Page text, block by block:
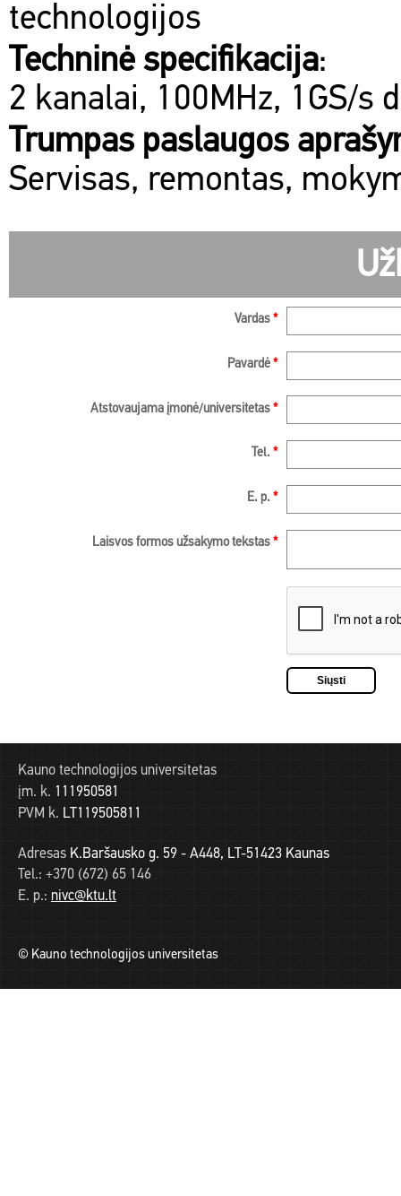
technologijos
Techninė specifikacija:
2 kanalai, 100MHz, 1GS/s
Trumpas paslaugos
Servisas, remontas,
Vardas *
Pavardė *
Atstovaujama įmonė/universitetas *
Tel. *
E. p. *
Laisvos formos užsakymo tekstas *
Kauno technologijos universitetas
įm. k. 111950581
PVM k. LT119505811
Adresas K.Baršausko g. 59 - A448, LT-51423 Kaunas
Tel.: +370 (672) 65 146
E. p.: nivc@ktu.lt
© Kauno technologijos universitetas